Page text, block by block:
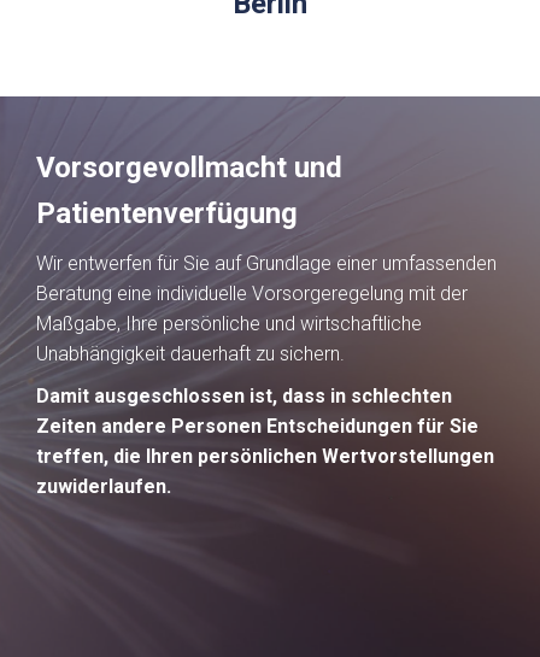
Was Ihren Anwalt auszeichnen sollte?
‚Expertenwissen‘! Aber eben auch
‚Geradlinigkeit‘, ‚Kreativität‘ und
‚Durchsetzungsstärke‘.
Was umfassende Rechtsberatung
ausmacht?
Auch die Probleme hinter den
Problemen zu indentifieren. Und eine
ganzheitliche Lösung zu entwickeln.
Was Ihnen das Gefühl geben wird, gut
beraten zu sein?
Vertrauensvolle Kommunikation auf
Augenhöhe mit dem Ziel, neben der Lösung
Ihres Rechtsproblems auch noch einen
Vorsorgevollmacht und
Patientenverfügung
Wir entwerfen für Sie auf Grundlage einer umfassenden
Beratung eine individuelle Vorsorgeregelung mit der
Maßgabe, Ihre persönliche und wirtschaftliche
Unabhängigkeit dauerhaft zu sichern.
Damit ausgeschlossen ist, dass in schlechten
Zeiten andere Personen Entscheidungen für Sie
treffen, die Ihren persönlichen Wertvorstellungen
zuwiderlaufen.